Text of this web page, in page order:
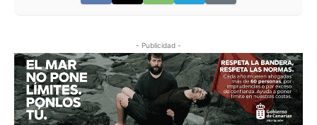
- Publicidad -